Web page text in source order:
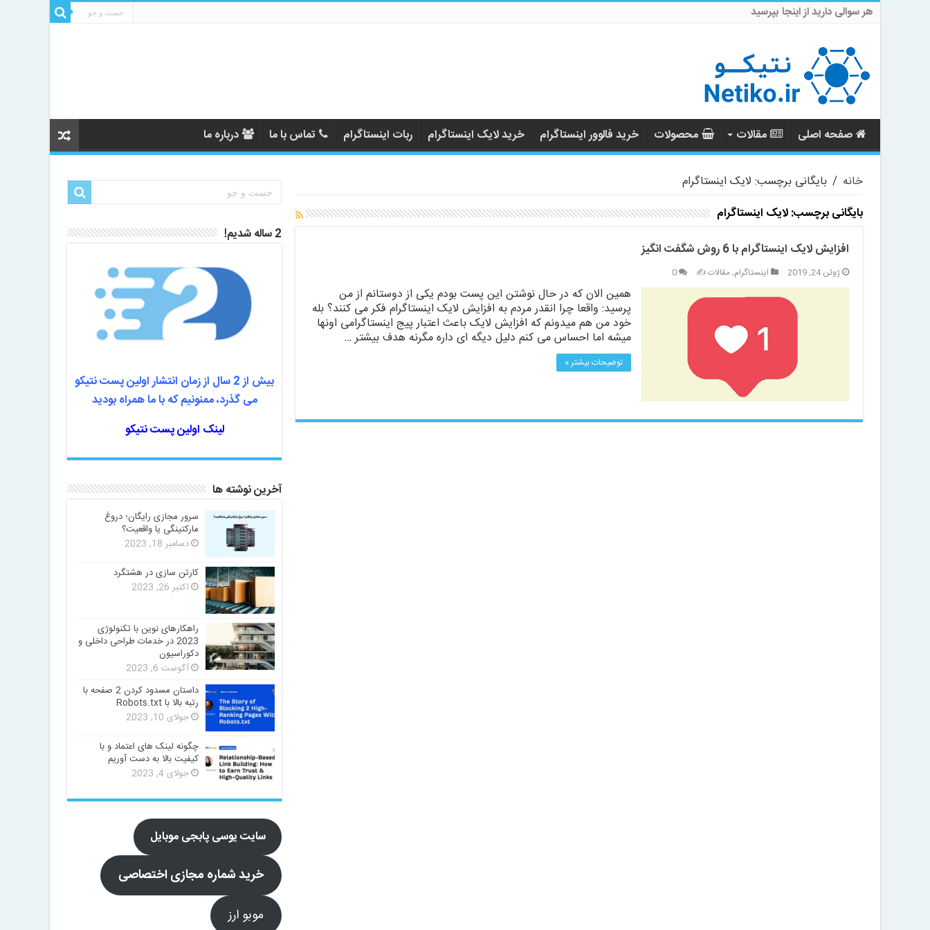
هر سوالی دارید از اینجا بپرسید
صفحه اصلی مقالات محصولات خرید فالوور اینستاگرام خرید لایک اینستاگرام ربات اینستاگرام تماس با ما درباره ما
خانه / بایگانی برچسب: لایک اینستاگرام
بایگانی برچسب:لایک اینستاگرام
افزایش لایک اینستاگرام با 6 روش شگفت انگیز
ژوئن 24, 2019 اینستاگرام,مقالات ✍️ 0
همین الان که در حال نوشتن این پست بودم یکی از دوستانم از من
پرسید: واقعا چرا انقدر مردم به افزایش لایک اینستاگرام فکر می کنند؟ بله
خود من هم میدونم که افزایش لایک باعث اعتبار پیج اینستاگرامی اونها
میشه اما احساس می کنم دلیل دیگه ای داره مگرنه هدف بیشتر …
توضیحات بیشتر »
2 ساله شدیم!
بیش از 2 سال از زمان انتشار اولین پست نتیکو
می گذرد، ممنونیم که با ما همراه بودید
لینک اولین پست نتیکو
آخرین نوشته ها
سرور مجازی رایگان؛ دروغ
مارکتینگی یا واقعیت؟
دسامبر 18, 2023
کارتن سازی در هشتگرد
اکتبر 26, 2023
راهکارهای نوین با تکنولوژی
2023 در خدمات طراحی داخلی و
دکوراسیون
آگوست 6, 2023
داستان مسدود کردن 2 صفحه با
رتبه بالا با Robots.txt
جولای 10, 2023
چگونه لینک های اعتماد و با
کیفیت بالا به دست آوریم
جولای 4, 2023
سایت یوسی پابجی موبایل
خرید شماره مجازی اختصاصی
موبو ارز